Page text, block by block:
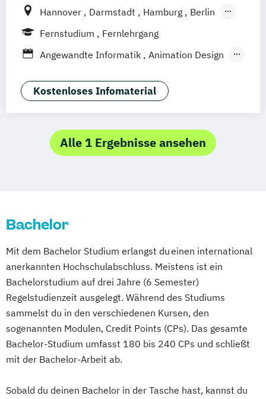
Hannover Darmstadt Hamburg
Berlin
Bonn
Nürnberg München
Zürich Rostock Dortmund
Fernstudium
Fernlehrgang
Angewandte Informatik
Animation Design
Big Data und Data Science
Digitale Medien Game Design
Industriedesign Informatik
KI und maschinelles Lernen
Professional Software Engineering
Wirtschaftsinformatik
Kostenloses Infomaterial
Alle 1 Ergebnisse ansehen
Bachelor
Mit dem Bachelor Studium erlangst du einen international
anerkannten Hochschulabschluss. Meistens ist ein
Bachelorstudium auf drei Jahre (6 Semester)
Regelstudienzeit ausgelegt. Während des Studiums
sammelst du in den verschiedenen Kursen, den
sogenannten Modulen, Credit Points (CPs). Das gesamte
Bachelor-Studium umfasst 180 bis 240 CPs und schließt
mit der Bachelor-Arbeit ab.
Sobald du deinen Bachelor in der Tasche hast, kannst du